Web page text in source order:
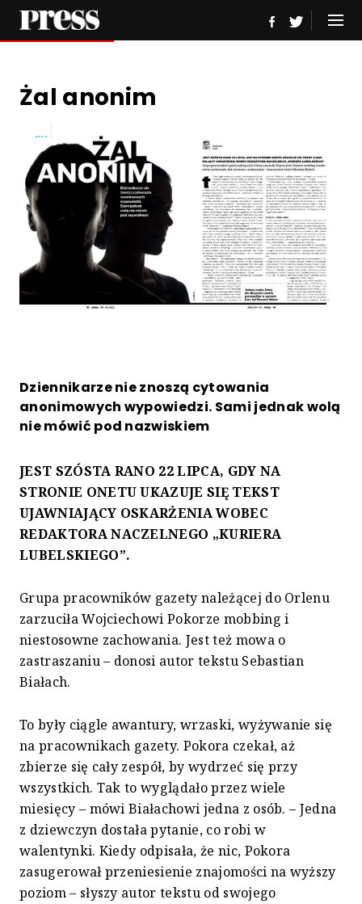
Żal anonim
Dziennikarze nie znoszą cytowania
anonimowych wypowiedzi. Sami jednak wolą
nie mówić pod nazwiskiem
JEST SZÓSTA RANO 22 LIPCA, GDY NA
STRONIE ONETU UKAZUJE SIĘ TEKST
UJAWNIAJĄCY OSKARŻENIA WOBEC
REDAKTORA NACZELNEGO „KURIERA
LUBELSKIEGO”.
Grupa pracowników gazety należącej do Orlenu
zarzuciła Wojciechowi Pokorze mobbing i
niestosowne zachowania. Jest też mowa o
zastraszaniu – donosi autor tekstu Sebastian
Białach.
To były ciągle awantury, wrzaski, wyżywanie się
na pracownikach gazety. Pokora czekał, aż
zbierze się cały zespół, by wydrzeć się przy
wszystkich. Tak to wyglądało przez wiele
miesięcy – mówi Białachowi jedna z osób. – Jedna
z dziewczyn dostała pytanie, co robi w
walentynki. Kiedy odpisała, że nic, Pokora
zasugerował przeniesienie znajomości na wyższy
poziom – słyszy autor tekstu od swojego